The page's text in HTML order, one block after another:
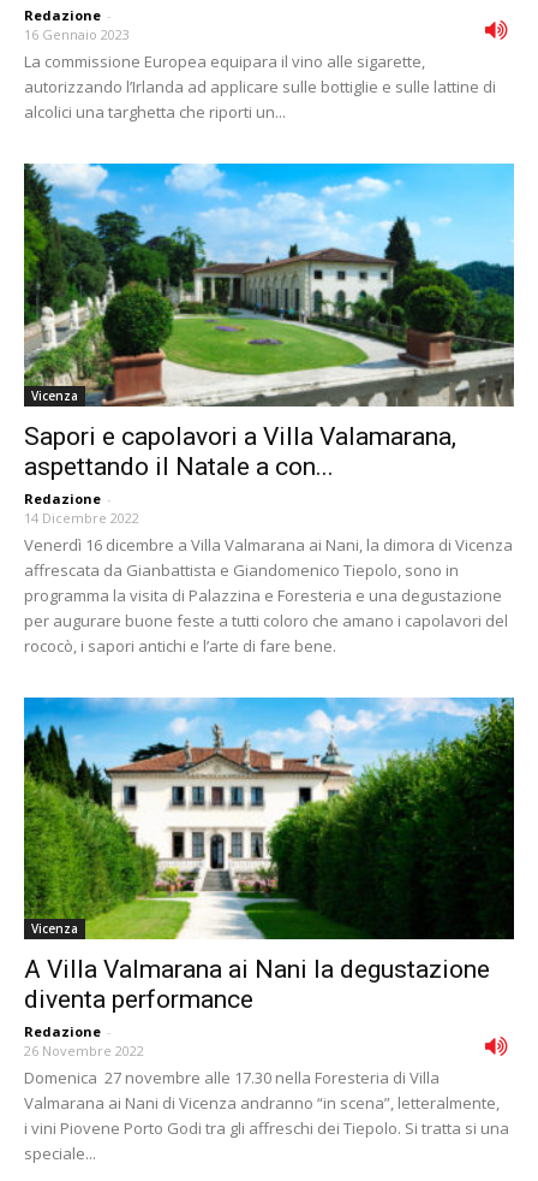
Redazione -
16 Gennaio 2023
La commissione Europea equipara il vino alle sigarette,
autorizzando l’Irlanda ad applicare sulle bottiglie e sulle lattine di
alcolici una targhetta che riporti un...
Vicenza
Sapori e capolavori a Villa Valamarana,
aspettando il Natale a con...
Redazione -
14 Dicembre 2022
Venerdì 16 dicembre a Villa Valmarana ai Nani, la dimora di Vicenza
affrescata da Gianbattista e Giandomenico Tiepolo, sono in
programma la visita di Palazzina e Foresteria e una degustazione
per augurare buone feste a tutti coloro che amano i capolavori del
rococò, i sapori antichi e l’arte di fare bene.
Vicenza
A Villa Valmarana ai Nani la degustazione
diventa performance
Redazione -
26 Novembre 2022
Domenica 27 novembre alle 17.30 nella Foresteria di Villa
Valmarana ai Nani di Vicenza andranno “in scena”, letteralmente,
i vini Piovene Porto Godi tra gli affreschi dei Tiepolo. Si tratta si una
speciale...